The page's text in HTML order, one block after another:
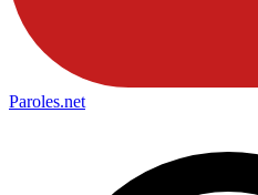
Paroles.net